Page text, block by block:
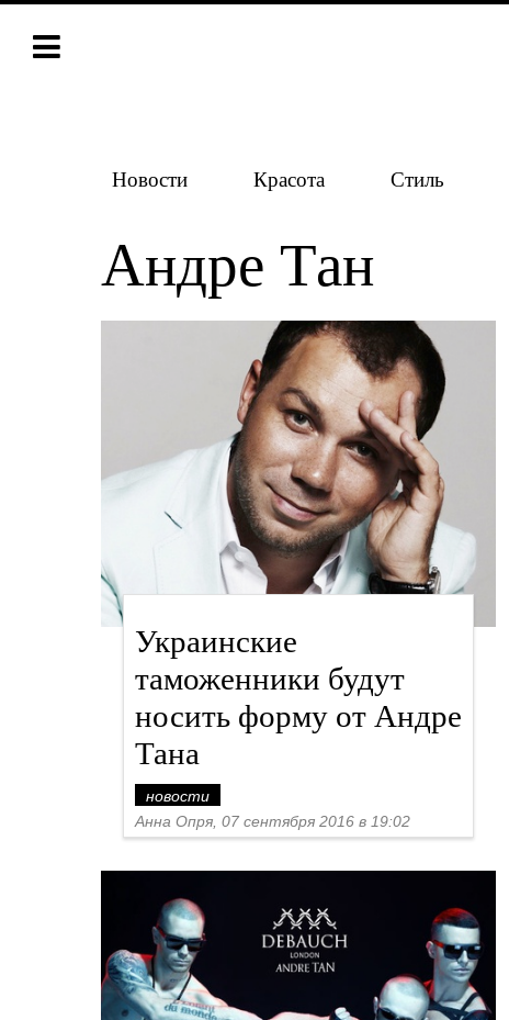
Новости Красота Стиль
Андре Тан
Украинские
таможенники будут
носить форму от Андре
Тана
новости
Анна Опря, 07 сентября 2016 в 19:02